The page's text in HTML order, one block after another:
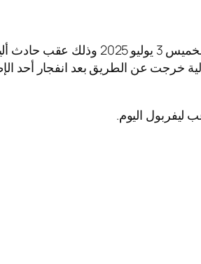
خرجت عن الطريق بعد انفجار أحد
ليفربول اليوم.